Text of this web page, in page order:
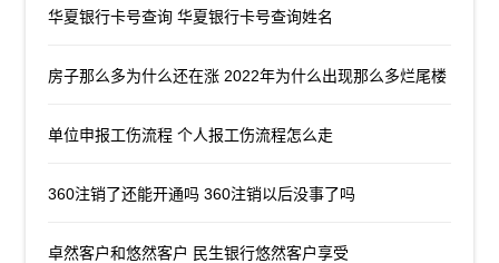
华夏银行卡号查询 华夏银行卡号查询姓名
房子那么多为什么还在涨 2022年为什么出现那么多烂尾楼
单位申报工伤流程 个人报工伤流程怎么走
360注销了还能开通吗 360注销以后没事了吗
卓然客户和悠然客户 民生银行悠然客户享受